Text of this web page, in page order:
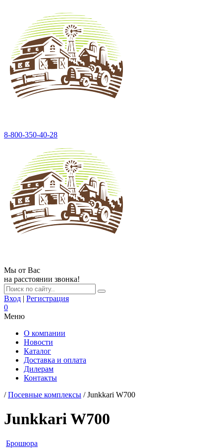
8-800-350-40-28
Мы от Вас
на расстоянии звонка!
Вход | Регистрация
0
Меню
О компании
Новости
Каталог
Доставка и оплата
Дилерам
Контакты
/Посевные комплексы / Junkkari W700
Junkkari W700
Брошюра